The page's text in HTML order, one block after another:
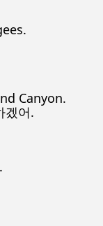
Canyon.
겠어.